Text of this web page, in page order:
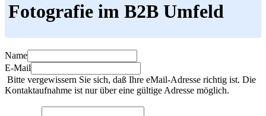
Fotografie im B2B Umfeld
Name
E-Mail
Bitte vergewissern Sie sich, daß Ihre eMail-Adresse richtig ist. Die
Kontaktaufnahme ist nur über eine gültige Adresse möglich.